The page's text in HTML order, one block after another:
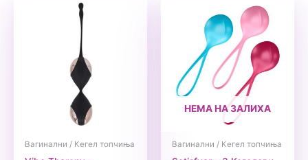
Вагинални / Кегел топчиња
НЕМА НА ЗАЛИХА
Вагинални / Кегел топчиња